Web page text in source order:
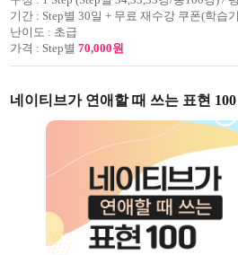
기간 : Step별 30일 + 무료 재수강 쿠폰(학습
난이도 : 초급
가격 : Step별 70,000원
네이티브가 연애할 때 쓰는 표현 100